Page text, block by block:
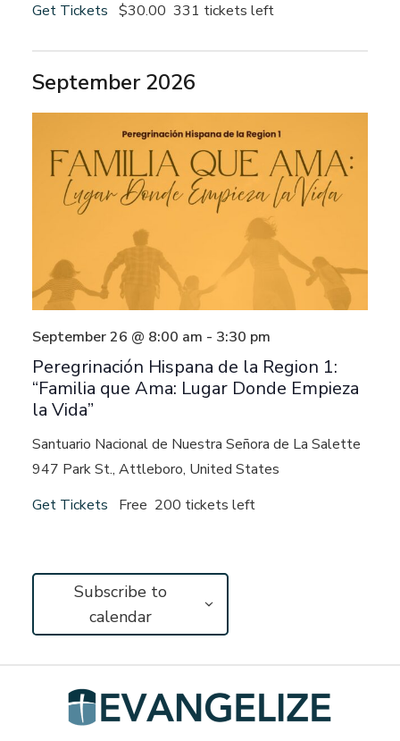
Get Tickets $30.00 331 tickets left
September 2026
Peregrinación Hispana de la Region 1:
“Familia que Ama: Lugar Donde Empieza
la Vida”
September 26 @ 8:00 am - 3:30 pm
Santuario Nacional de Nuestra Señora de La Salette
947 Park St., Attleboro, United States
Get Tickets
Free 200 tickets left
Subscribe to
calendar